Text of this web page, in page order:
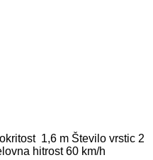
1,6 m Število vrstic 2
hitrost 60 km/h